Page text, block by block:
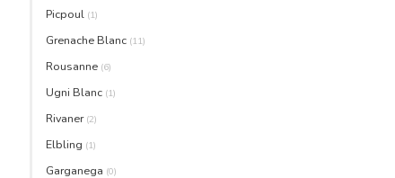
Picpoul (1)
Grenache Blanc (11)
Rousanne (6)
Ugni Blanc (1)
Rivaner (2)
Elbling (1)
Garganega (0)